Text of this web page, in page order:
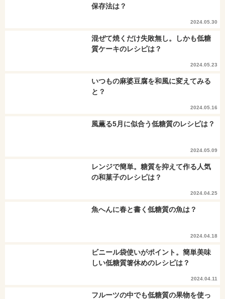
保存法は？
2024.05.30
混ぜて焼くだけ失敗無し。しかも低糖
質ケーキのレシピは？
2024.05.23
いつもの麻婆豆腐を和風に変えてみる
と？
2024.05.16
風薫る5月に似合う低糖質のレシピは？
2024.05.09
レンジで簡単。糖質を抑えて作る人気
の和菓子のレシピは？
2024.04.25
魚へんに春と書く低糖質の魚は？
2024.04.18
ビニール袋使いがポイント。簡単美味
しい低糖質箸休めのレシピは？
2024.04.11
フルーツの中でも低糖質の果物を使っ